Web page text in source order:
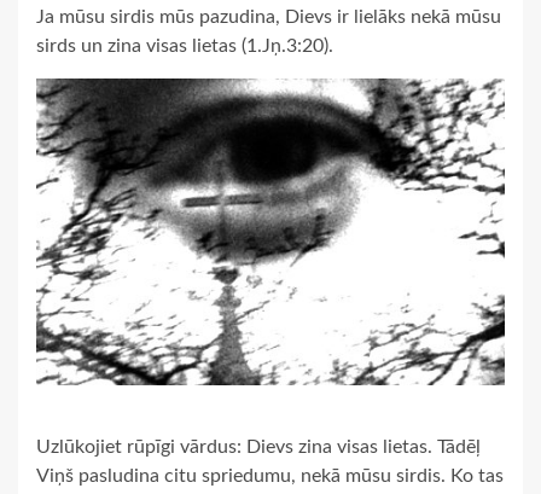
Ja mūsu sirdis mūs pazudina, Dievs ir lielāks nekā mūsu
sirds un zina visas lietas (1.Jņ.3:20).
Uzlūkojiet rūpīgi vārdus: Dievs zina visas lietas. Tādēļ
Viņš pasludina citu spriedumu, nekā mūsu sirdis. Ko tas